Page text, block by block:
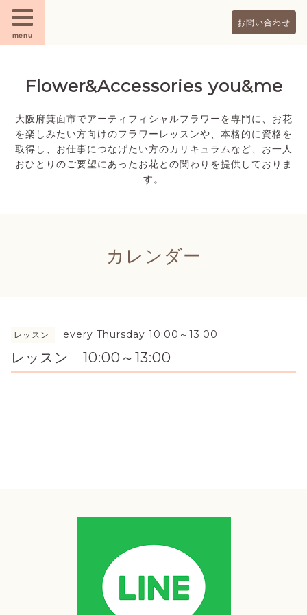
menu
お問い合わせ
Flower&Accessories you&me
大阪府箕面市でアーティフィシャルフラワーを専門に、お花
を楽しみたい方向けのフラワーレッスンや、本格的に資格を
取得し、お仕事につなげたい方のカリキュラムなど、お一人
おひとりのご要望にあったお花との関わりを提供しておりま
す。
カレンダー
レッスン every Thursday 10:00～13:00
レッスン 10:00～13:00